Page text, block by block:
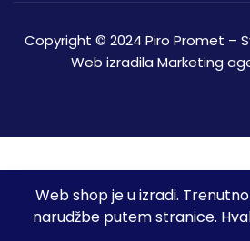
Web shop je u izradi.
narudžbe putem stranice.
Copyright © 2024 Piro Promet –
Web izradila Marketing